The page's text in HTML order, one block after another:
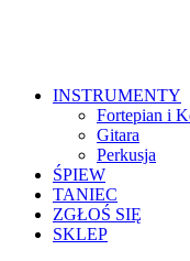
INSTRUMENTY
Fortepian i
Gitara
Perkusja
ŚPIEW
TANIEC
ZGŁOŚ SIĘ
SKLEP